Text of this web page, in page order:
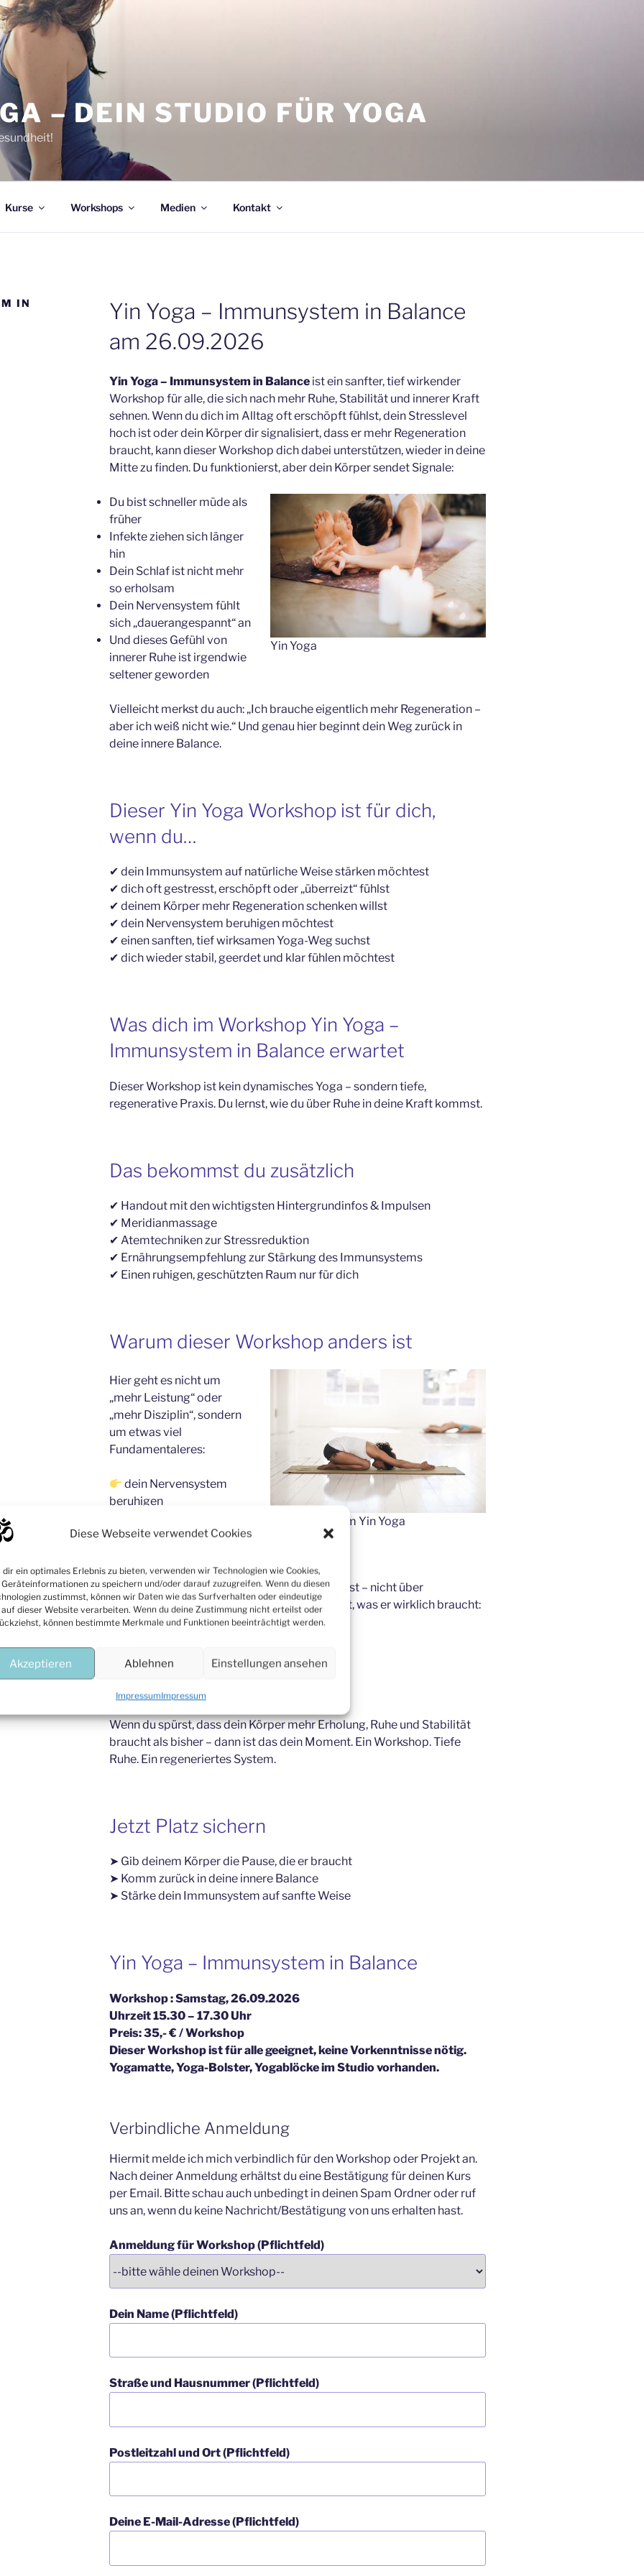
Diese Webseite verwendet Cookies
dir ein optimales Erlebnis zu bieten, verwenden wir Technologien wie Cookies,
zu speichern und/oder darauf zuzugreifen. Wenn du diesen
zustimmst, können wir Daten wie das Surfverhalten oder eindeutige
auf dieser Website verarbeiten. Wenn du deine Zustimmung nicht erteilst oder
können bestimmte Merkmale und Funktionen beeinträchtigt werden.
Akzeptieren Ablehnen Einstellungen ansehen
ImpressumImpressum
– DEIN STUDIO FÜR YOGA
Kurse Workshops Medien Kontakt
IN
Yin Yoga – Immunsystem in Balance
am 26.09.2026
Yin Yoga – Immunsystem in Balanceist ein sanfter, tief wirkender
Workshop für alle, die sich nach mehr Ruhe, Stabilität und innerer Kraft
sehnen. Wenn du dich im Alltag oft erschöpft fühlst, dein Stresslevel
hoch ist oder dein Körper dir signalisiert, dass er mehr Regeneration
braucht, kann dieser Workshop dich dabei unterstützen, wieder in deine
Mitte zu finden. Du funktionierst, aber dein Körper sendet Signale:
Yin Yoga
Du bist schneller müde als
früher
Infekte ziehen sich länger
hin
Dein Schlaf ist nicht mehr
so erholsam
Dein Nervensystem fühlt
sich „dauerangespannt“ an
Und dieses Gefühl von
innerer Ruhe ist irgendwie
seltener geworden
Vielleicht merkst du auch: „Ich brauche eigentlich mehr Regeneration –
aber ich weiß nicht wie.“ Und genau hier beginnt dein Weg zurück in
deine innere Balance.
Dieser Yin Yoga Workshop ist für dich,
wenn du…
✔ dein Immunsystem auf natürliche Weise stärken möchtest
✔ dich oft gestresst, erschöpft oder „überreizt“ fühlst
✔ deinem Körper mehr Regeneration schenken willst
✔ dein Nervensystem beruhigen möchtest
✔ einen sanften, tief wirksamen Yoga-Weg suchst
✔ dich wieder stabil, geerdet und klar fühlen möchtest
Was dich im Workshop Yin Yoga –
Immunsystem in Balance erwartet
Dieser Workshop ist kein dynamisches Yoga – sondern tiefe,
regenerative Praxis. Du lernst, wie du über Ruhe in deine Kraft kommst.
Das bekommst du zusätzlich
✔ Handout mit den wichtigsten Hintergrundinfos & Impulsen
✔ Meridianmassage
✔ Atemtechniken zur Stressreduktion
✔ Ernährungsempfehlung zur Stärkung des Immunsystems
✔ Einen ruhigen, geschützten Raum nur für dich
Warum dieser Workshop anders ist
Entspannung im Yin Yoga
Hier geht es nicht um
„mehr Leistung“ oder
„mehr Disziplin“, sondern
um etwas viel
Fundamentaleres:
dein Nervensystem
beruhigen
Balance bringen
Du lernst, wie du über Ruhe wieder Kraft findest – nicht über
Anstrengung. Und wie du deinem Körper gibst, was er wirklich braucht:
Zeit, Raum und Sicherheit.
Dein nächster Schritt
Wenn du spürst, dass dein Körper mehr Erholung, Ruhe und Stabilität
braucht als bisher – dann ist das dein Moment. Ein Workshop. Tiefe
Ruhe. Ein regeneriertes System.
Jetzt Platz sichern
➤ Gib deinem Körper die Pause, die er braucht
➤ Komm zurück in deine innere Balance
➤ Stärke dein Immunsystem auf sanfte Weise
Yin Yoga – Immunsystem in Balance
Workshop : Samstag, 26.09.2026
Uhrzeit 15.30 – 17.30 Uhr
Preis: 35,- € / Workshop
Dieser Workshop ist für alle geeignet, keine Vorkenntnisse nötig.
Yogamatte, Yoga-Bolster, Yogablöcke im Studio vorhanden.
Verbindliche Anmeldung
Hiermit melde ich mich verbindlich für den Workshop oder Projekt an.
Nach deiner Anmeldung erhältst du eine Bestätigung für deinen Kurs
per Email. Bitte schau auch unbedingt in deinen Spam Ordner oder ruf
uns an, wenn du keine Nachricht/Bestätigung von uns erhalten hast.
Anmeldung für Workshop (Pflichtfeld)
Dein Name (Pflichtfeld)
Straße und Hausnummer (Pflichtfeld)
Postleitzahl und Ort (Pflichtfeld)
Deine E-Mail-Adresse (Pflichtfeld)